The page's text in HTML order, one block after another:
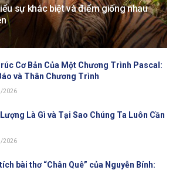
sự khác biệt và điểm giống nhau
Cơ Bản Của Một Chương Trình Pascal:
và Thân Chương Trình
2026
Là Gì và Tại Sao Chúng Ta Luôn Cần
2026
bài thơ “Chân Quê” của Nguyễn Bính: